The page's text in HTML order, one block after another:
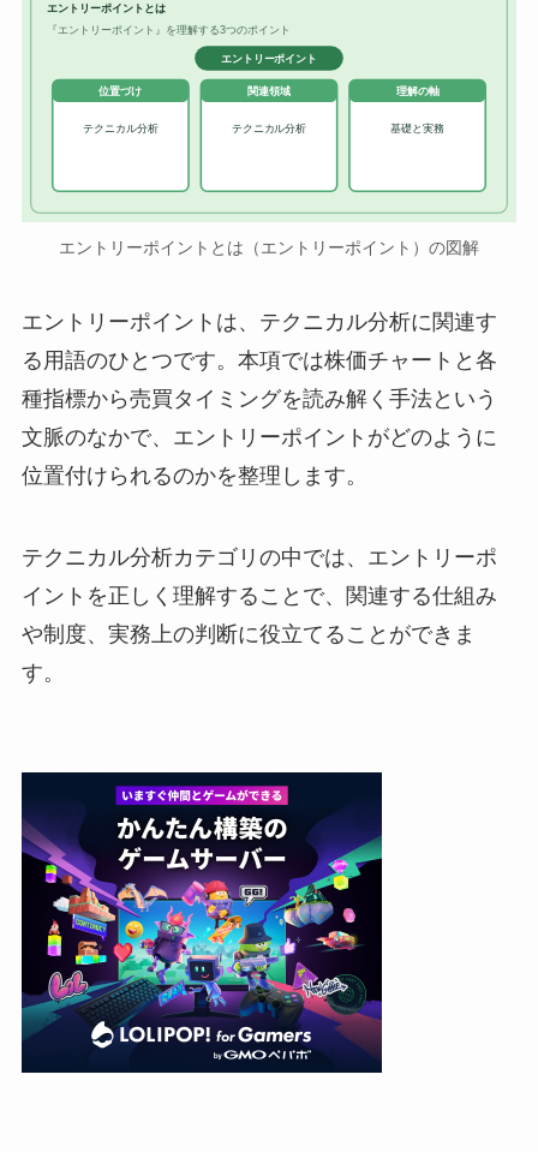
エントリーポイントとは
『エントリーポイント』を理解する3つのポイント
エントリーポイント
位置づけ
テクニカル分析
関連領域
テクニカル分析
理解の軸
基礎と実務
エントリーポイントとは（エントリーポイント）の図解
エントリーポイントは、テクニカル分析に関連す
る用語のひとつです。本項では株価チャートと各
種指標から売買タイミングを読み解く手法という
文脈のなかで、エントリーポイントがどのように
位置付けられるのかを整理します。
テクニカル分析カテゴリの中では、エントリーポ
イントを正しく理解することで、関連する仕組み
や制度、実務上の判断に役立てることができま
す。